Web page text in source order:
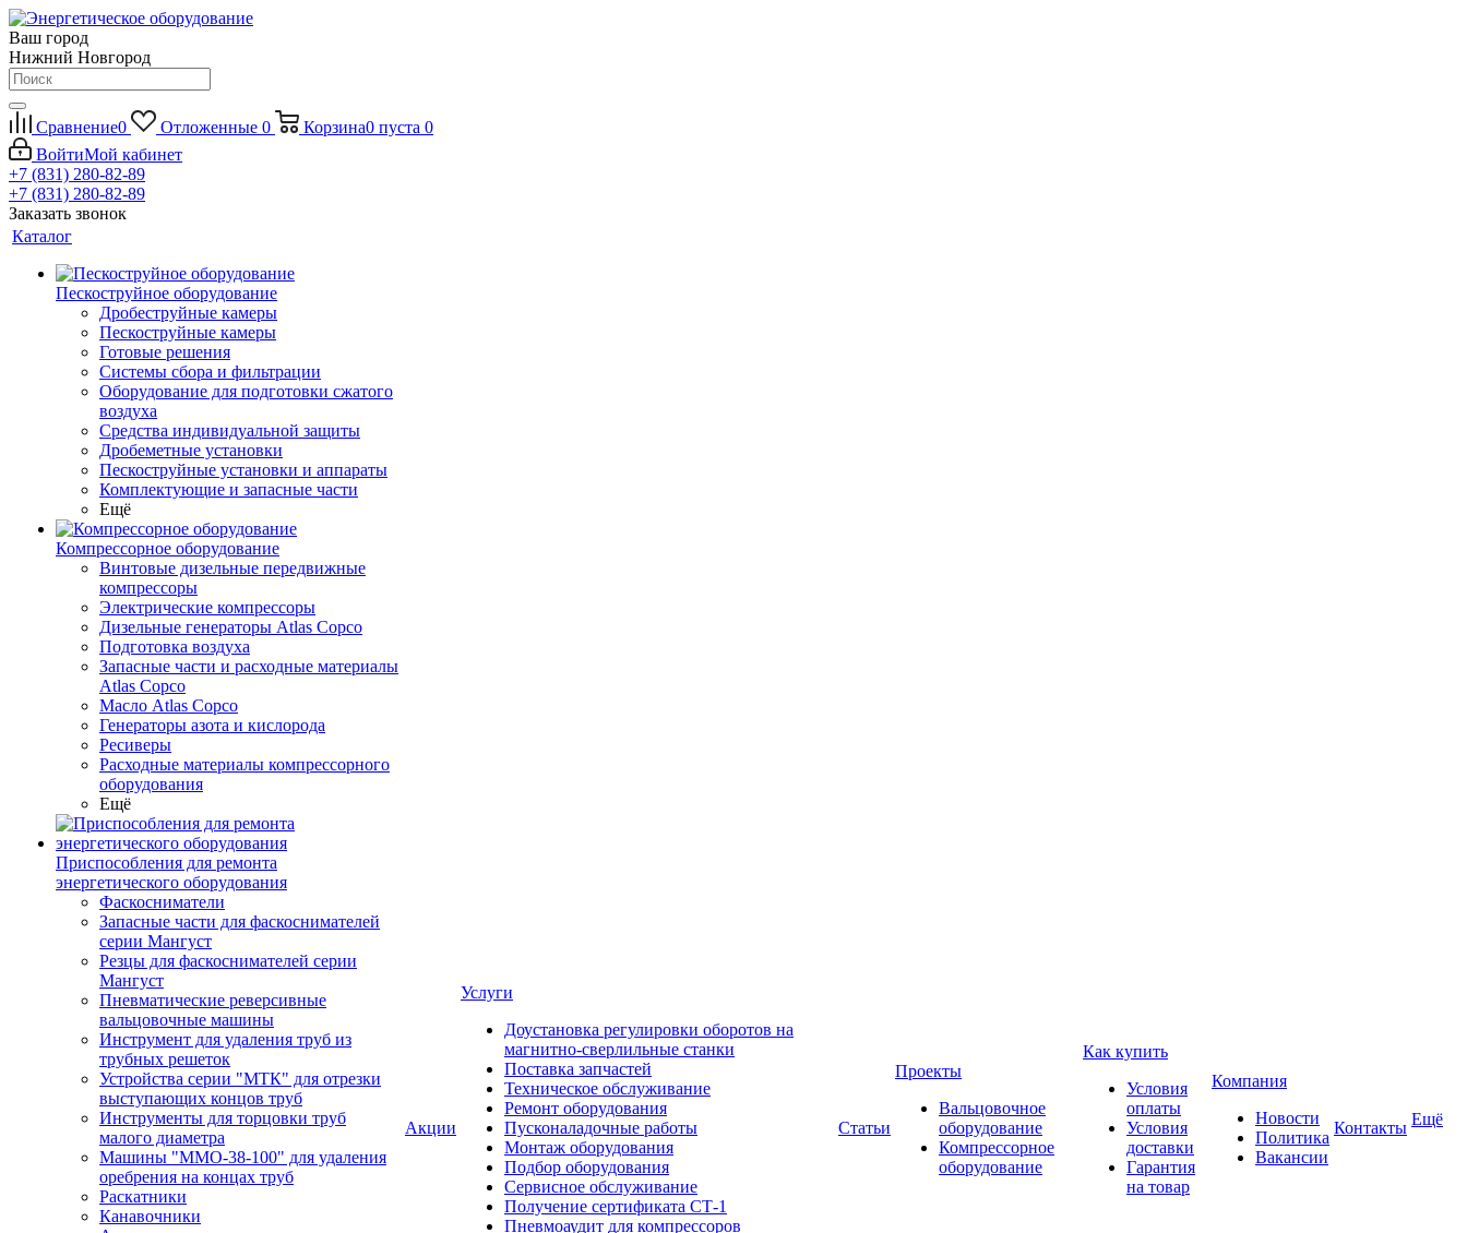
Ваш город
Нижний Новгород
Сравнение0 Отложенные 0 Корзина0 пуста 0
ВойтиМой кабинет
+7 (831) 280-82-89
+7 (831) 280-82-89
Заказать звонок
Каталог
Пескоструйное оборудование
Дробеструйные камеры
Пескоструйные камеры
Готовые решения
Системы сбора и фильтрации
Оборудование для подготовки сжатого
воздуха
Средства индивидуальной защиты
Дробеметные установки
Пескоструйные установки и аппараты
Комплектующие и запасные части
Ещё
Компрессорное оборудование
Винтовые дизельные передвижные
компрессоры
Электрические компрессоры
Дизельные генераторы Atlas Copco
Подготовка воздуха
Запасные части и расходные материалы
Atlas Copco
Масло Atlas Copco
Генераторы азота и кислорода
Ресиверы
Расходные материалы компрессорного
оборудования
Ещё
Приспособления для ремонта
энергетического оборудования
Фаскосниматели
Запасные части для фаскоснимателей
серии Мангуст
Резцы для фаскоснимателей серии
Мангуст
Пневматические реверсивные
вальцовочные машины
Инструмент для удаления труб из
трубных решеток
Устройства серии "МТК" для отрезки
выступающих концов труб
Инструменты для торцовки труб
малого диаметра
Машины "ММО-38-100" для удаления
оребрения на концах труб
Раскатники
Канавочники
Акции
Услуги
Доустановка регулировки оборотов на
магнитно-сверлильные станки
Поставка запчастей
Техническое обслуживание
Ремонт оборудования
Пусконаладочные работы
Монтаж оборудования
Подбор оборудования
Сервисное обслуживание
Получение сертификата СТ-1
Пневмоаудит для компрессоров
Статьи
Проекты
Вальцовочное
оборудование
Компрессорное
оборудование
Как купить
Условия
оплаты
Условия
доставки
Гарантия
на товар
Компания
Новости
Политика
Вакансии
Контакты Ещё